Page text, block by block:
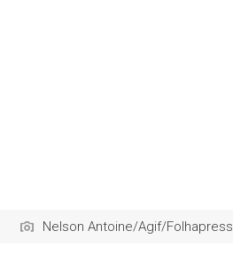
Nelson Antoine/Agif/Folhapress